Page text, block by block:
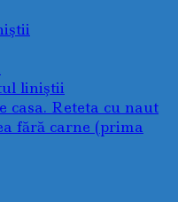
liniştii
casa. Reteta cu naut
fără carne (prima